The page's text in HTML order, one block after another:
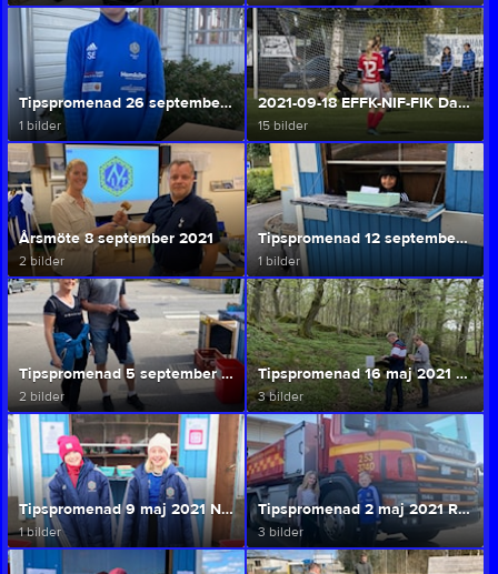
Tipspromenad 26 september 2021 Hembygdsföreningen
1 bilder
2021-09-18 EFFK-NIF-FIK Dam - Trollhättans BoIS
15 bilder
Årsmöte 8 september 2021
2 bilder
Tipspromenad 12 september 2021 Essunga Bostäder
1 bilder
Tipspromenad 5 september 2021 ICA Supermarket
2 bilder
Tipspromenad 16 maj 2021 Equmeniakyrkan
3 bilder
Tipspromenad 9 maj 2021 Nossans GK
1 bilder
Tipspromenad 2 maj 2021 Räddningstjänsten
3 bilder